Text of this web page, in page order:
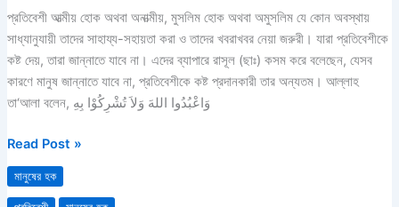
প্রতিবেশী আত্মীয় হোক অথবা অনাত্মীয়, মুসলিম হোক অথবা অমুসলিম যে কোন অবস্থায়
সাধ্যানুযায়ী তাদের সাহায্য-সহায়তা করা ও তাদের খবরাখবর নেয়া জরুরী। যারা প্রতিবেশীকে
কষ্ট দেয়, তারা জান্নাতে যাবে না। এদের ব্যাপারে রাসূল (ছাঃ) কসম করে বলেছেন, যেসব
কারণে মানুষ জান্নাতে যাবে না, প্রতিবেশীকে কষ্ট প্রদানকারী তার অন্যতম। আল্লাহ
তা‘আলা বলেন, وَاعْبُدُوا اللهَ وَلاَ تُشْرِكُوْا بِهِ
অথবা
অনাত্মীয়,
মুসলিম
অথবা
যে
অবস্থায়
সাধ্যানুযায়ী
Read Post »
মানুষের হক